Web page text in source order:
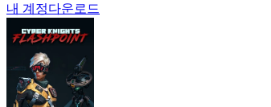
내 계정다운로드